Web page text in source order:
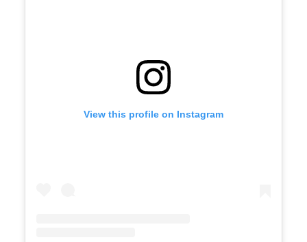
View this profile on Instagram